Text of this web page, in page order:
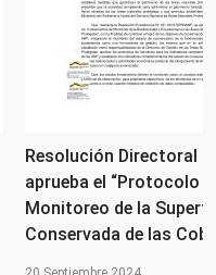
Resolución Directoral
aprueba el “Protocolo
Monitoreo de la
Conservada de las